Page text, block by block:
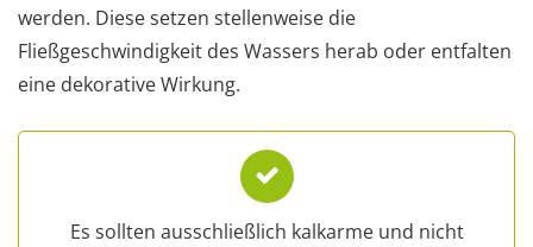
werden. Diese setzen stellenweise die
Fließgeschwindigkeit des Wassers herab oder entfalten
eine dekorative Wirkung.
Es sollten ausschließlich kalkarme und nicht